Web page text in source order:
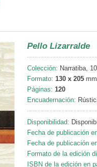
Pello Lizarralde
Colección: Narratiba, 10
Formato: 130 x 205 mm
Páginas: 120
Encuadernación:
Disponibilidad:
Fecha de publicación
Fecha de publicación
Formato de la edición
ISBN de la edición en